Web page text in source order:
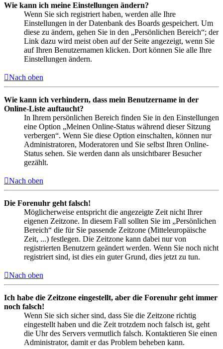
Wie kann ich meine Einstellungen ändern?
Wenn Sie sich registriert haben, werden alle Ihre
Einstellungen in der Datenbank des Boards gespeichert. Um
diese zu ändern, gehen Sie in den „Persönlichen Bereich“; der
Link dazu wird meist oben auf der Seite angezeigt, wenn Sie
auf Ihren Benutzernamen klicken. Dort können Sie alle Ihre
Einstellungen ändern.
Nach oben
Wie kann ich verhindern, dass mein Benutzername in der
Online-Liste auftaucht?
In Ihrem persönlichen Bereich finden Sie in den Einstellungen
eine Option „Meinen Online-Status während dieser Sitzung
verbergen“. Wenn Sie diese Option einschalten, können nur
Administratoren, Moderatoren und Sie selbst Ihren Online-
Status sehen. Sie werden dann als unsichtbarer Besucher
gezählt.
Nach oben
Die Forenuhr geht falsch!
Möglicherweise entspricht die angezeigte Zeit nicht Ihrer
eigenen Zeitzone. In diesem Fall sollten Sie im „Persönlichen
Bereich“ die für Sie passende Zeitzone (Mitteleuropäische
Zeit, ...) festlegen. Die Zeitzone kann dabei nur von
registrierten Benutzern geändert werden. Wenn Sie noch nicht
registriert sind, ist dies ein guter Grund, dies jetzt zu tun.
Nach oben
Ich habe die Zeitzone eingestellt, aber die Forenuhr geht immer
noch falsch!
Wenn Sie sich sicher sind, dass Sie die Zeitzone richtig
eingestellt haben und die Zeit trotzdem noch falsch ist, geht
die Uhr des Servers vermutlich falsch. Kontaktieren Sie einen
Administrator, damit er das Problem beheben kann.